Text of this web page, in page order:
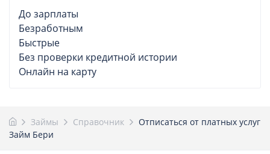
До зарплаты
Безработным
Быстрые
Без проверки кредитной истории
Онлайн на карту
Займы Справочник
Отписаться от платных услуг
Займ Бери